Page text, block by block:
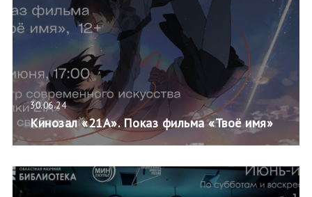
30.06.24
Кинозал «21А». Показ фильма «Твоё имя»